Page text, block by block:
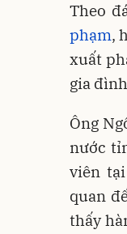
Theo
phạm,
xuất
gia
Ông
nước
viên
quan
thấy